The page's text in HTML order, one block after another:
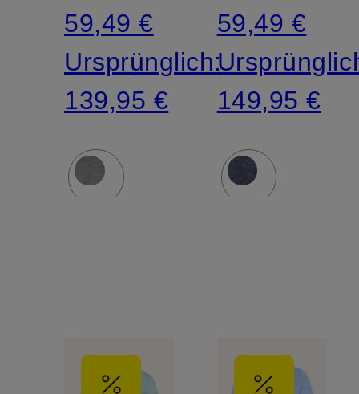
59,49 €
Ursprünglich:
139,95 €
59,49 €
149,95 €